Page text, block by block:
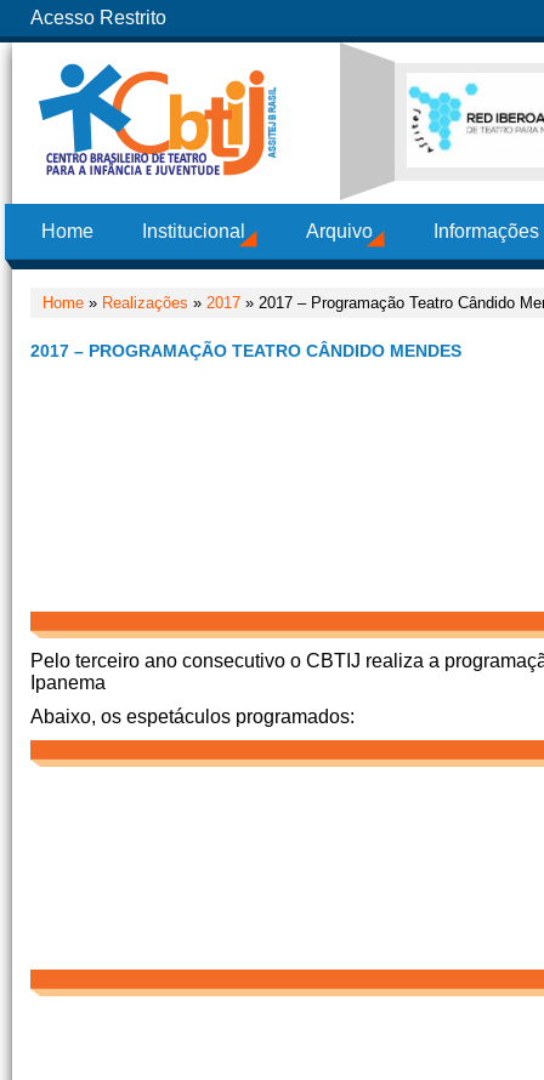
Acesso Restrito
Home Institucional Arquivo
Home » Realizações » 2017 » 2017 – Programação Teatro Cândido
2017 – PROGRAMAÇÃO TEATRO CÂNDIDO MENDES
Pelo terceiro ano consecutivo o CBTIJ realiza a
Ipanema
Abaixo, os espetáculos programados: